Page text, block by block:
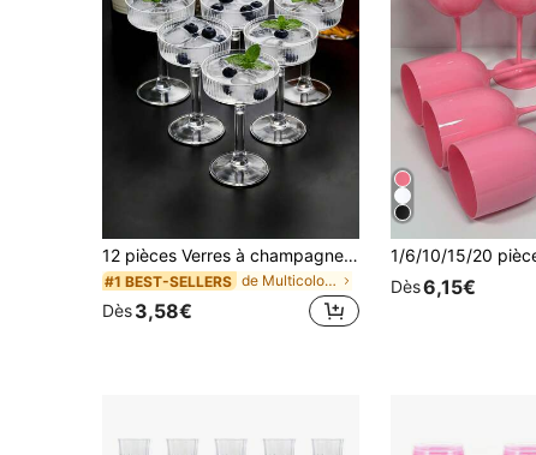
12 pièces Verres à champagne transparents, verres à martini, verres à vin, verres à pied, verres à cocktail et flûtes à champagne, idéaux pour les fêtes, les pique-niques, les anniversaires, la Saint-Valentin, Pâques et les mariages
#1 BEST-SELLERS de Multicolore Verres à champagne et verres à cock
Dès3,58€
Dès6,15€